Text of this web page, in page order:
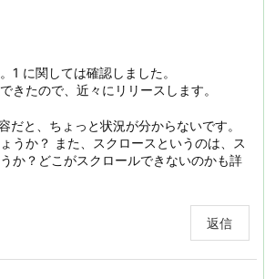
1 に関しては確認しました。
きたので、近々にリリースします。
だと、ちょっと状況が分からないです。
うか？ また、スクロースというのは、ス
か？どこがスクロールできないのかも詳
返信